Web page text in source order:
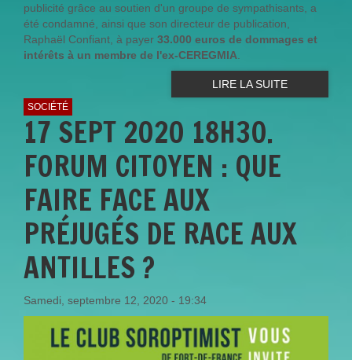
publicité grâce au soutien d'un groupe de sympathisants, a
été condamné, ainsi que son directeur de publication,
Raphaël Confiant, à payer 33.000 euros de dommages et
intérêts à un membre de l'ex-CEREGMIA
LIRE LA SUITE
SOCIÉTÉ
17 SEPT 2020 18H30.
FORUM CITOYEN : QUE
FAIRE FACE AUX
PRÉJUGÉS DE RACE AUX
ANTILLES ?
Samedi, septembre 12, 2020 - 19:34